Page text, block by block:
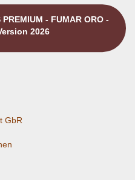
- FUMAR ORO -
2026
GbR